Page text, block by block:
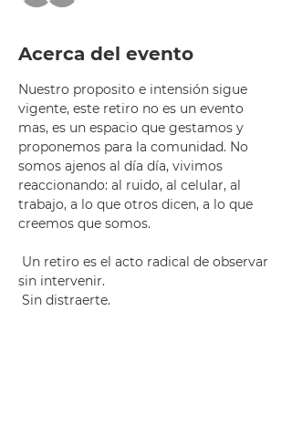
Acerca del evento
Nuestro proposito e intensión sigue
vigente, este retiro no es un evento
mas, es un espacio que gestamos y
proponemos para la comunidad. No
somos ajenos al día día, vivimos
reaccionando: al ruido, al celular, al
trabajo, a lo que otros dicen, a lo que
creemos que somos.
sin intervenir.
Sin distraerte.